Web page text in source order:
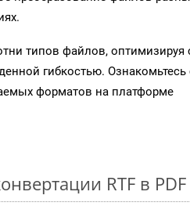
типов файлов,
гибкостью. Ознакомьтесь
форматов на платформе
RTF в